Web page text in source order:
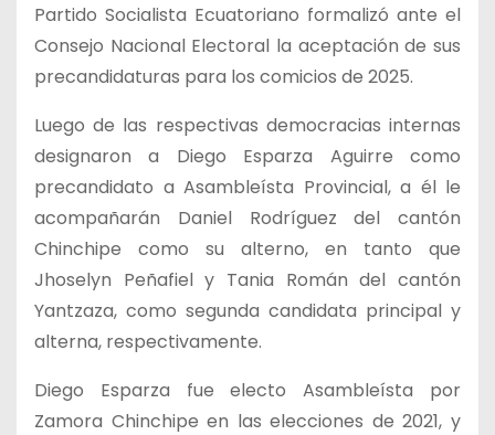
Partido Socialista Ecuatoriano formalizó ante el
Consejo Nacional Electoral la aceptación de sus
precandidaturas para los comicios de 2025.
Luego de las respectivas democracias internas
designaron a Diego Esparza Aguirre como
precandidato a Asambleísta Provincial, a él le
acompañarán Daniel Rodríguez del cantón
Chinchipe como su alterno, en tanto que
Jhoselyn Peñafiel y Tania Román del cantón
Yantzaza, como segunda candidata principal y
alterna, respectivamente.
Diego Esparza fue electo Asambleísta por
Zamora Chinchipe en las elecciones de 2021, y